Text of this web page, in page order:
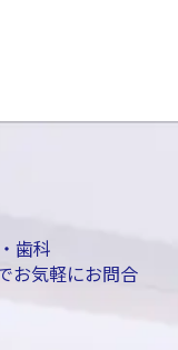
歯科
お気軽にお問合